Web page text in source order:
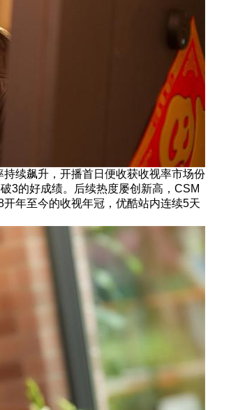
续飙升，开播首日便收获收视率市场份
3的好成绩。后续热度屡创新高，CSM
年至今的收视年冠，优酷站内连续5天